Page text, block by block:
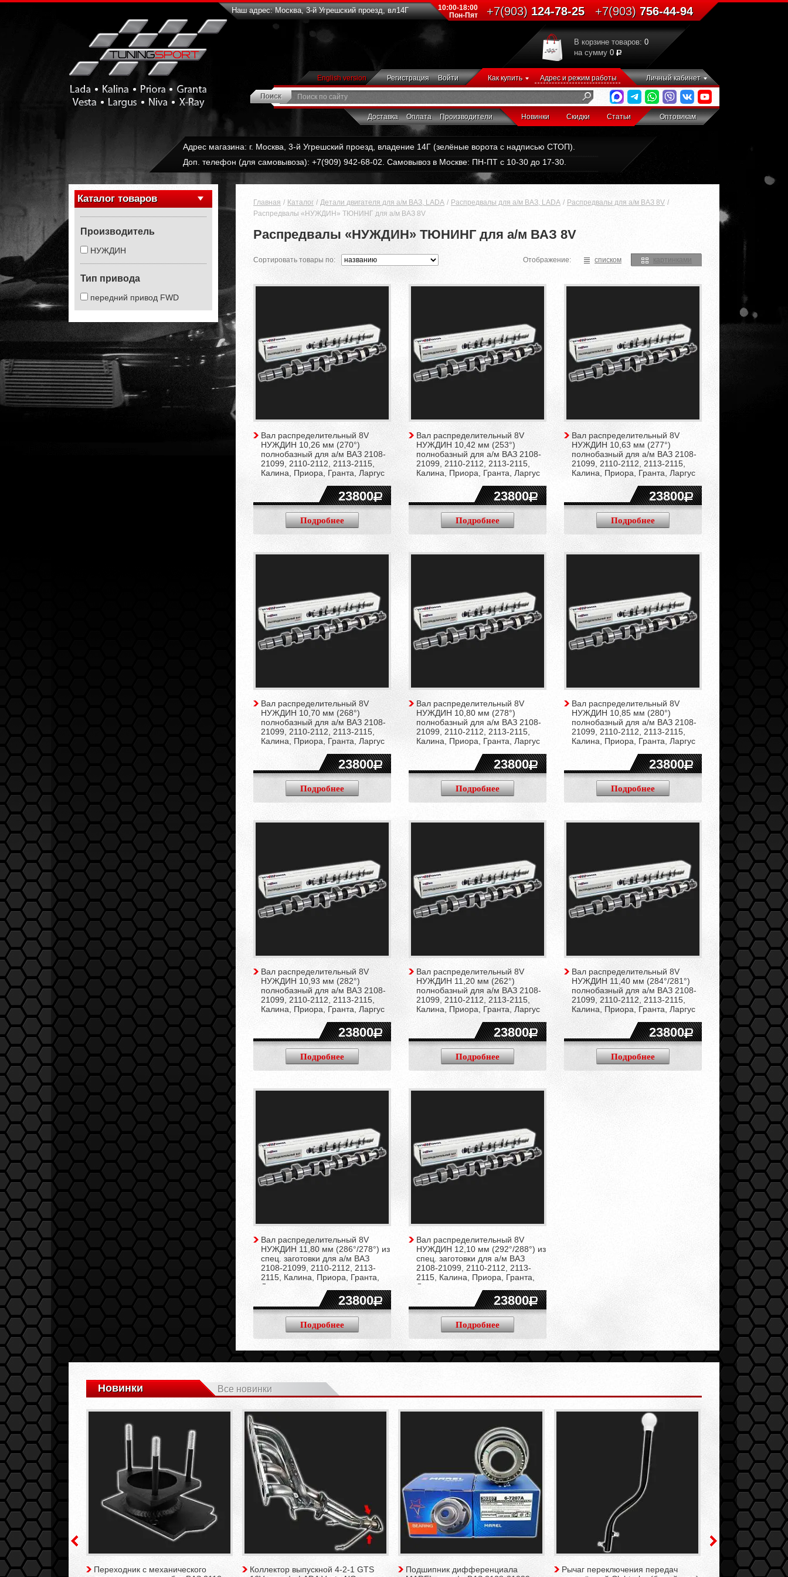
Наш адрес: Москва, 3-й Угрешский проезд, вл14Г
10:00-18:00
Пон-Пят
+7(903)124-78-25 +7(903)756-44-94
В корзине товаров: 0
на сумму 0
English version Регистрация Войти Как купить Адрес и режим работы Личный кабинет
Доставка Оплата Производители Новинки Скидки Статьи Оптовикам
Адрес магазина: г. Москва, 3-й Угрешский проезд, владение 14Г (зелёные ворота с надписью СТОП).
Доп. телефон (для самовывоза): +7(909) 942-68-02. Самовывоз в Москве: ПН-ПТ с 10-30 до 17-30.
Каталог товаров
Производитель
НУЖДИН
Тип привода
передний привод FWD
Главная Каталог Детали двигателя для а/м ВАЗ, LADA Распредвалы для а/м ВАЗ, LADA
Распредвалы для а/м ВАЗ 8V
Распредвалы «НУЖДИН» ТЮНИНГ для а/м ВАЗ 8V
Распредвалы «НУЖДИН» ТЮНИНГ для а/м ВАЗ 8V
Сортировать товары по: Отображение: списком картинками
Вал распределительный 8V
НУЖДИН 10,26 мм (270°)
полнобазный для а/м ВАЗ 2108-
21099, 2110-2112, 2113-2115,
Калина, Приора, Гранта, Ларгус
23800
Подробнее
Вал распределительный 8V
НУЖДИН 10,42 мм (253°)
полнобазный для а/м ВАЗ 2108-
21099, 2110-2112, 2113-2115,
Калина, Приора, Гранта, Ларгус
23800
Подробнее
Вал распределительный 8V
НУЖДИН 10,63 мм (277°)
полнобазный для а/м ВАЗ 2108-
21099, 2110-2112, 2113-2115,
Калина, Приора, Гранта, Ларгус
23800
Подробнее
Вал распределительный 8V
НУЖДИН 10,70 мм (268°)
полнобазный для а/м ВАЗ 2108-
21099, 2110-2112, 2113-2115,
Калина, Приора, Гранта, Ларгус
23800
Подробнее
Вал распределительный 8V
НУЖДИН 10,80 мм (278°)
полнобазный для а/м ВАЗ 2108-
21099, 2110-2112, 2113-2115,
Калина, Приора, Гранта, Ларгус
23800
Подробнее
Вал распределительный 8V
НУЖДИН 10,85 мм (280°)
полнобазный для а/м ВАЗ 2108-
21099, 2110-2112, 2113-2115,
Калина, Приора, Гранта, Ларгус
23800
Подробнее
Вал распределительный 8V
НУЖДИН 10,93 мм (282°)
полнобазный для а/м ВАЗ 2108-
21099, 2110-2112, 2113-2115,
Калина, Приора, Гранта, Ларгус
23800
Подробнее
Вал распределительный 8V
НУЖДИН 11,20 мм (262°)
полнобазный для а/м ВАЗ 2108-
21099, 2110-2112, 2113-2115,
Калина, Приора, Гранта, Ларгус
23800
Подробнее
Вал распределительный 8V
НУЖДИН 11,40 мм (284°/281°)
полнобазный для а/м ВАЗ 2108-
21099, 2110-2112, 2113-2115,
Калина, Приора, Гранта, Ларгус
23800
Подробнее
Вал распределительный 8V
НУЖДИН 11,80 мм (286°/278°) из
спец. заготовки для а/м ВАЗ
2108-21099, 2110-2112, 2113-
2115, Калина, Приора, Гранта,
Ларгус
23800
Подробнее
Вал распределительный 8V
НУЖДИН 12,10 мм (292°/288°) из
спец. заготовки для а/м ВАЗ
2108-21099, 2110-2112, 2113-
2115, Калина, Приора, Гранта,
Ларгус
23800
Подробнее
Новинки Все новинки
GTS /с
Переходник с механического
Коллектор выпускной 4-2-1 GTS
Подшипник дифференциала
Рычаг переключения передач
Кронштейн